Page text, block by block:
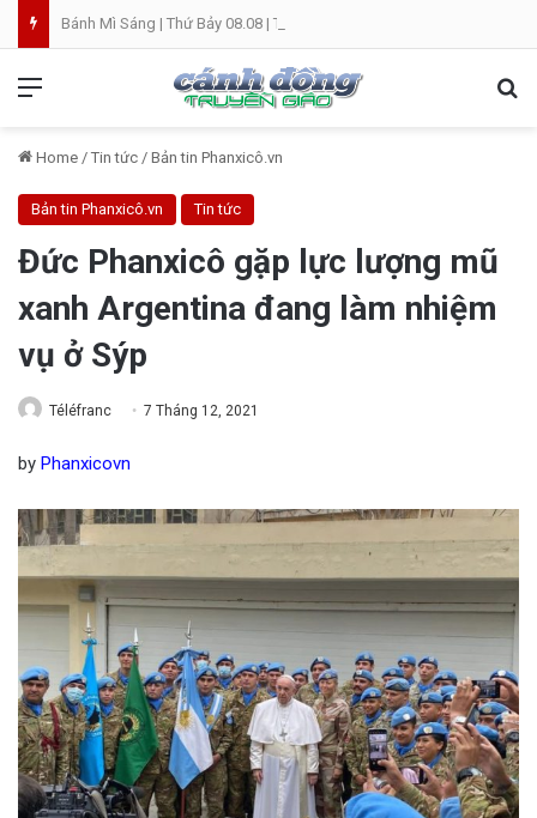
Bánh Mì Sáng | Thứ Bảy 08.08 | Thánh Đaminh, Linh mục
Home / Tin tức / Bản tin Phanxicô.vn
Bản tin Phanxicô.vn Tin tức
Đức Phanxicô gặp lực lượng mũ
xanh Argentina đang làm nhiệm
vụ ở Sýp
Téléfranc 7 Tháng 12, 2021
by Phanxicovn